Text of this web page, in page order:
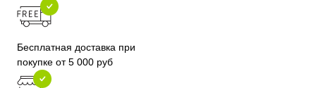
Бесплатная доставка при
покупке от 5 000 руб